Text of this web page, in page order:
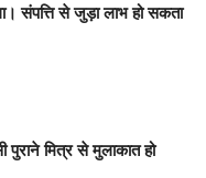
संपत्ति से जुड़ा लाभ हो सकता
पुराने मित्र से मुलाकात हो